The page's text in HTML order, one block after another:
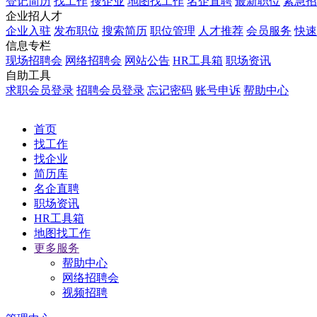
企业招人才
企业入驻 发布职位 搜索简历 职位管理 人才推荐 会员服务 快
信息专栏
现场招聘会 网络招聘会 网站公告 HR工具箱 职场资讯
自助工具
求职会员登录 招聘会员登录 忘记密码 账号申诉 帮助中心
首页
找工作
找企业
简历库
名企直聘
职场资讯
HR工具箱
地图找工作
更多服务
帮助中心
网络招聘会
视频招聘